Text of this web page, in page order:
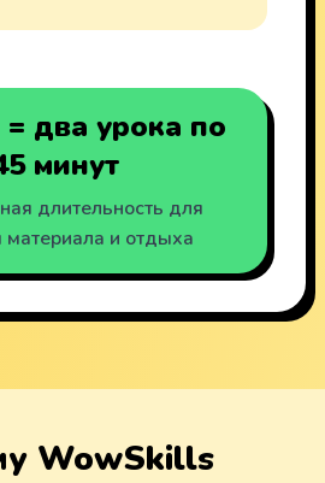
= два урока по
минут
длительность для
материала и отдыха
WowSkills